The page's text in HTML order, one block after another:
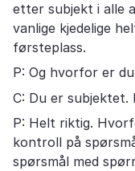
etter subjekt i alle
vanlige kjedelige
førsteplass.
P: Og hvorfor er
C: Du er subjektet.
P: Helt riktig.
kontroll på
spørsmål med